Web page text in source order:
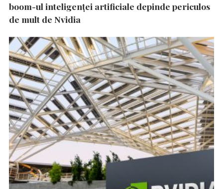
boom-ul inteligenței artificiale depinde periculos
de mult de Nvidia